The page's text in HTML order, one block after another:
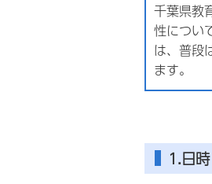
千葉県教
性につい
は、普段
ます。
1.日時